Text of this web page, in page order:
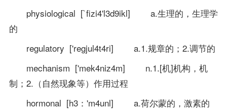
physiological [`fizi4'l3d9ikl] a.生理的，生理学
的
regulatory ['regjul4t4ri] a.1.规章的；2.调节的
mechanism ['mek4niz4m] n.1.[机]机构，机
制；2.（自然现象等）作用过程
hormonal [h3：'m4unl] a.荷尔蒙的，激素的